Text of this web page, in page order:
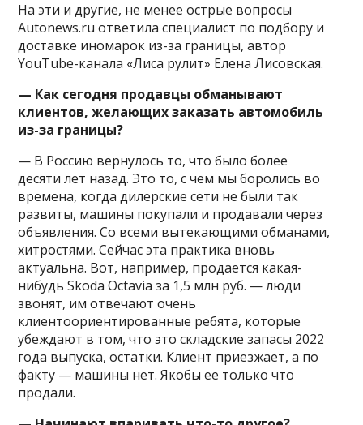
На эти и другие, не менее острые вопросы
Autonews.ru ответила специалист по подбору и
доставке иномарок из-за границы, автор
YouTube-канала «Лиса рулит» Елена Лисовская.
— Как сегодня продавцы обманывают
клиентов, желающих заказать автомобиль
из-за границы?
— В Россию вернулось то, что было более
десяти лет назад. Это то, с чем мы боролись во
времена, когда дилерские сети не были так
развиты, машины покупали и продавали через
объявления. Со всеми вытекающими обманами,
хитростями. Сейчас эта практика вновь
актуальна. Вот, например, продается какая-
нибудь Skoda Octavia за 1,5 млн руб. — люди
звонят, им отвечают очень
клиентоориентированные ребята, которые
убеждают в том, что это складские запасы 2022
года выпуска, остатки. Клиент приезжает, а по
факту — машины нет. Якобы ее только что
продали.